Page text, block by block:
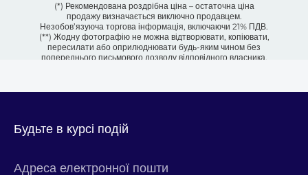
(*) Рекомендована роздрібна ціна – остаточна ціна
продажу визначається виключно продавцем.
Незобов’язуюча торгова інформація, включаючи 21% ПДВ.
(**) Жодну фотографію не можна відтворювати, копіювати,
пересилати або оприлюднювати будь-яким чином без
попереднього письмового дозволу відповідного власника.
Будьте в курсі подій
Адреса електронної пошти